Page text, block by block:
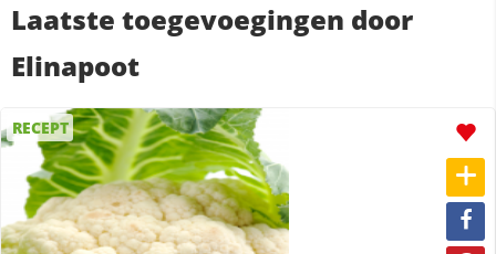
Laatste toegevoegingen door
Elinapoot
RECEPT